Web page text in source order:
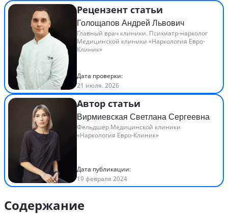
Рецензент статьи
Голощапов Андрей Львович
Главный врач клиники. Психиатр-нарколог
Медицинской клиники «Наркология Евро-
Клиник»
Дата проверки:
21 июля. 2026
Автор статьи
Вирмиевская Светлана Сергеевна
Фельдшер Медицинской клиники
«Наркология Евро-Клиник»
Дата публикации:
19 февраля 2024
Содержание